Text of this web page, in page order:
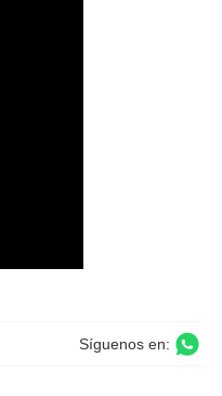
Síguenos en: